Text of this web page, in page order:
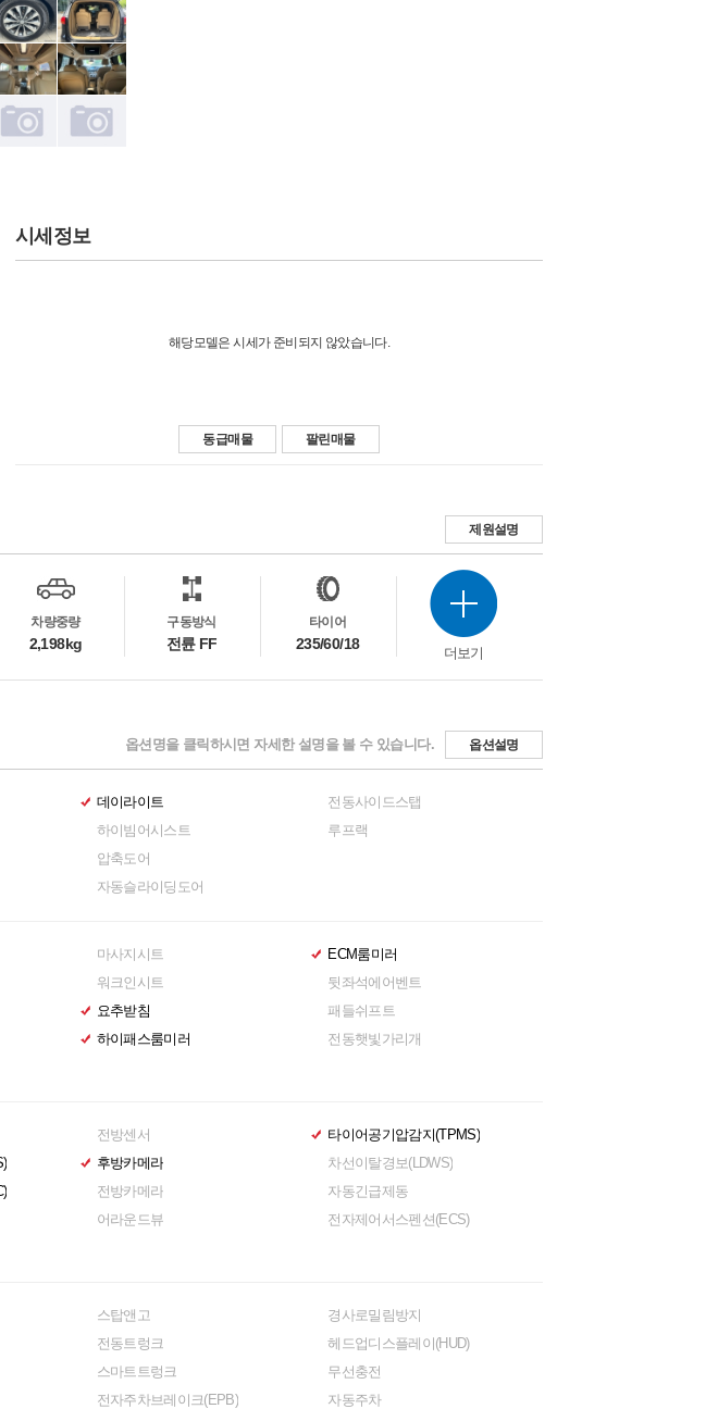
시세정보
해당모델은 시세가 준비되지 않았습니다.
동급매물 팔린매물
제원설명
차량중량
2,198kg
구동방식
전륜 FF
타이어
235/60/18
더보기
옵션명을 클릭하시면 자세한 설명을 볼 수 있습니다. 옵션설명
데이라이트
하이빔어시스트
압축도어
자동슬라이딩도어
전동사이드스탭
루프랙
마사지시트
워크인시트
요추받침
하이패스룸미러
ECM룸미러
뒷좌석에어벤트
패들쉬프트
전동햇빛가리개
전방센서
후방카메라
전방카메라
어라운드뷰
타이어공기압감지(TPMS)
차선이탈경보(LDWS)
자동긴급제동
전자제어서스펜션(ECS)
스탑앤고
전동트렁크
스마트트렁크
전자주차브레이크(EPB)
경사로밀림방지
헤드업디스플레이(HUD)
무선충전
자동주차